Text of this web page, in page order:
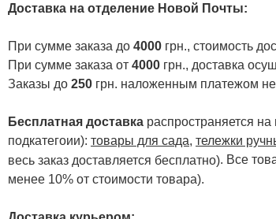
Доставка на отделение Новой Почты:
При сумме заказа до 4000 грн., стоимость
При сумме заказа от 4000 грн., доставка
Заказы до 250 грн. наложенным платежом
Бесплатная доставка распространяется
подкатегоии): товары для сада, тележки
весь заказ доставляется бесплатно). Все
менее 10% от стоимости товара).